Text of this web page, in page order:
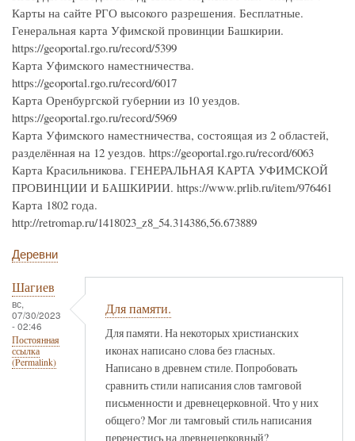
Карты на сайте РГО высокого разрешения. Бесплатные.
Генеральная карта Уфимской провинции Башкирии.
https://geoportal.rgo.ru/record/5399
Карта Уфимского наместничества.
https://geoportal.rgo.ru/record/6017
Карта Оренбургской губернии из 10 уездов.
https://geoportal.rgo.ru/record/5969
Карта Уфимского наместничества, состоящая из 2 областей,
разделённая на 12 уездов. https://geoportal.rgo.ru/record/6063
Карта Красильникова. ГЕНЕРАЛЬНАЯ КАРТА УФИМСКОЙ
ПРОВИНЦИИ И БАШКИРИИ. https://www.prlib.ru/item/976461
Карта 1802 года.
http://retromap.ru/1418023_z8_54.314386,56.673889
Деревни
Шагиев
вс,
07/30/2023
- 02:46
Постоянная
ссылка
(Permalink)
Для памяти.
Для памяти. На некоторых христианских
иконах написано слова без гласных.
Написано в древнем стиле. Попробовать
сравнить стили написания слов тамговой
письменности и древнецерковной. Что у них
общего? Мог ли тамговый стиль написания
перенестись на древнецерковный?